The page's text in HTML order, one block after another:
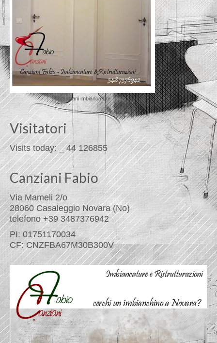
© canziani imbiancature
Visitatori
Visits today: _ 44 126855
Canziani Fabio
Via Mameli 2/o
28060 Casaleggio Novara (No)
telefono +39 3487376942
PI: 01751170034
CF: CNZFBA67M30B300V